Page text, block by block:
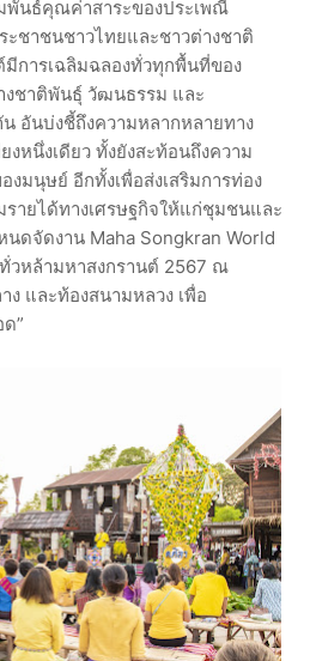
พันธ์คุณค่าสาระของประเพณี
ะชาชนชาวไทยและชาวต่างชาติ
มีการเฉลิมฉลองทั่วทุกพื้นที่ของ
งชาติพันธุ์ วัฒนธรรม และ
อันบ่งชี้ถึงความหลากหลายทาง
หนึ่งเดียว ทั้งยังสะท้อนถึงความ
งมนุษย์ อีกทั้งเพื่อส่งเสริมการท่อง
รายได้ทางเศรษฐกิจให้แก่ชุมชนและ
นดจัดงาน Maha Songkran World
วหล้ามหาสงกรานต์ 2567 ณ
และท้องสนามหลวง เพื่อ
”